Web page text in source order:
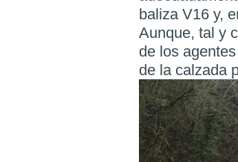
baliza V16 y,
Aunque, tal y
de los
de la calzada